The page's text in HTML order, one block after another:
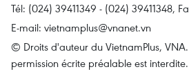
Tél: (024) 39411349 - (024) 39411348,
E-mail: vietnamplus@vnanet.vn
© Droits d'auteur du VietnamPlus,
permission écrite préalable est interdite.